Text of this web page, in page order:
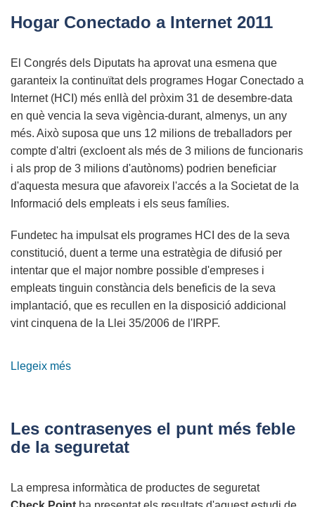
Hogar Conectado a Internet 2011
El Congrés dels Diputats ha aprovat una esmena que
garanteix la continuïtat dels programes Hogar Conectado a
Internet (HCI) més enllà del pròxim 31 de desembre-data
en què vencia la seva vigència-durant, almenys, un any
més. Això suposa que uns 12 milions de treballadors per
compte d'altri (excloent als més de 3 milions de funcionaris
i als prop de 3 milions d'autònoms) podrien beneficiar
d'aquesta mesura que afavoreix l'accés a la Societat de la
Informació dels empleats i els seus famílies.
Fundetec ha impulsat els programes HCI des de la seva
constitució, duent a terme una estratègia de difusió per
intentar que el major nombre possible d'empreses i
empleats tinguin constància dels beneficis de la seva
implantació, que es recullen en la disposició addicional
vint cinquena de la Llei 35/2006 de l'IRPF.
Llegeix més
Internet
2011
Les contrasenyes el punt més feble
de la seguretat
La empresa informàtica de productes de seguretat